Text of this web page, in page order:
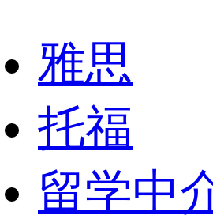
雅思
托福
留学中